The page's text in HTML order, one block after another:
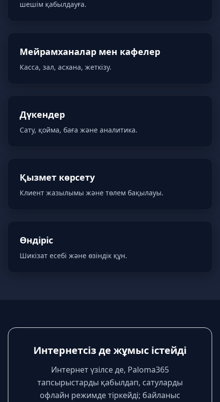
шешім қабылдауға.
Мейрамханалар мен кафелер
Касса, зал, асхана, жеткізу.
Дүкендер
Сату, қойма, баға және аналитика.
Қызмет көрсету
Клиент жазылымы және төлем бақылауы.
Өндіріс
Шикізат есебі және өзіндік құн.
Интернетсіз де жұмыс істейді
Интернет үзілсе де, Paloma365
тапсырыстарды қабылдап, сатуларды
офлайн режимде тіркейді; байланыс